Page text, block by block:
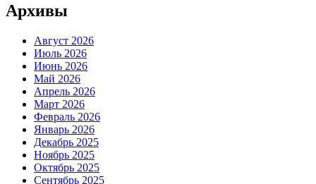
Архивы
Август 2026
Июль 2026
Июнь 2026
Май 2026
Апрель 2026
Март 2026
Февраль 2026
Январь 2026
Декабрь 2025
Ноябрь 2025
Октябрь 2025
Сентябрь 2025